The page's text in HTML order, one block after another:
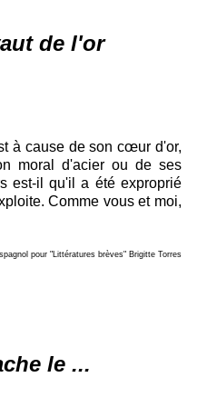
de l'or
à cause de son cœur d'or,
moral d'acier ou de ses
est-il qu'il a été exproprié
Comme vous et moi,
pour "Littératures brèves" Brigitte Torres
le ...